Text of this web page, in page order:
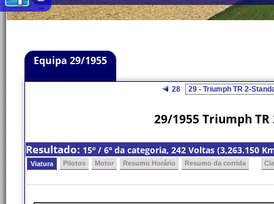
Equipa 29/1955
28
29/1955 Triumph
Resultado: 15º / 6º da categoria, 242 Voltas (3,263.150
Viatura Pilotos Motor Resumo Horário Resumo da corrida